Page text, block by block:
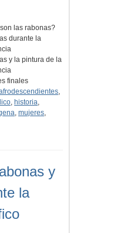
las rabonas?
durante la
y la pintura de la
finales
,
, historia,
, mujeres,
y
la